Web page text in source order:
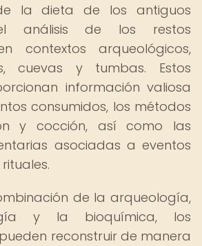
la dieta de los antiguos
análisis de los restos
contextos arqueológicos,
cuevas y tumbas. Estos
información valiosa
consumidos, los métodos
y cocción, así como las
asociadas a eventos
de la arqueología,
y la bioquímica, los
reconstruir de manera